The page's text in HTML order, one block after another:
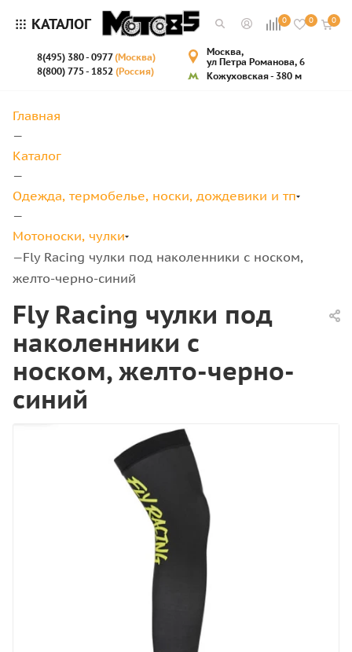
КАТАЛОГ 0 0 0
8(495) 380 - 0977(Москва)
8(800) 775 - 1852 (Россия)
Москва,
ул Петра Романова, 6
Кожуховская - 380 м
Главная
—
Каталог
—
Одежда, термобелье, носки, дождевики и тп
—
Мотоноски, чулки
—Fly Racing чулки под наколенники с носком,
желто-черно-синий
Fly Racing чулки под
наколенники с
носком, желто-черно-
синий